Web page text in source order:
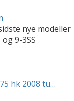
nye modeller
9-3SS
hk 2008 tu…